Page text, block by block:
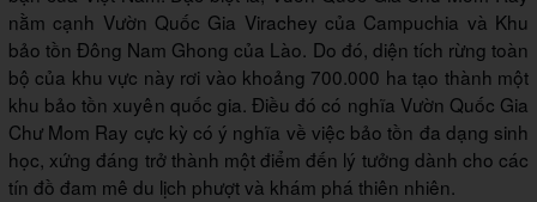
nằm cạnh Vườn Quốc Gia Virachey của Campuchia và Khu
bảo tồn Đông Nam Ghong của Lào. Do đó, diện tích rừng toàn
bộ của khu vực này rơi vào khoảng 700.000 ha tạo thành một
khu bảo tồn xuyên quốc gia. Điều đó có nghĩa Vườn Quốc Gia
Chư Mom Ray cực kỳ có ý nghĩa về việc bảo tồn đa dạng sinh
học, xứng đáng trở thành một điểm đến lý tưởng dành cho các
tín đồ đam mê du lịch phượt và khám phá thiên nhiên.